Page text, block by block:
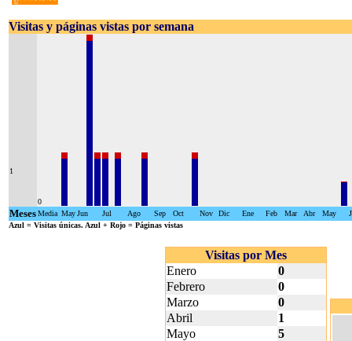
Visitas y páginas vistas por semana
1
0
MesesMedia MayJun Jul Ago Sep Oct Nov Dic Ene Feb Mar Abr May
Azul = Visitas únicas. Azul + Rojo = Páginas vistas
Visitas por Mes
Enero
0
Febrero
0
Marzo
0
Abril
1
Mayo
5